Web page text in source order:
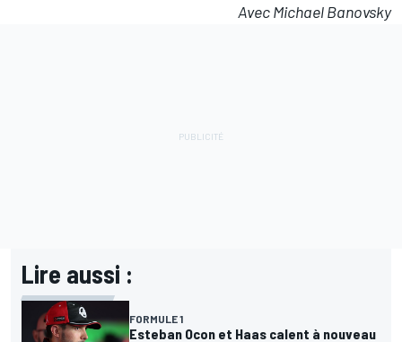
Avec Michael Banovsky
Lire aussi :
FORMULE 1
Esteban Ocon et Haas calent à nouveau